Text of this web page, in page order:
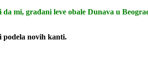
mi, građani leve obale Dunava u
podela novih kanti.